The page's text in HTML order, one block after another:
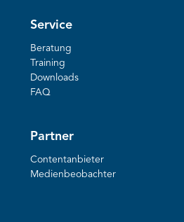
Service
Beratung
Training
Downloads
FAQ
Partner
Contentanbieter
Medienbeobachter